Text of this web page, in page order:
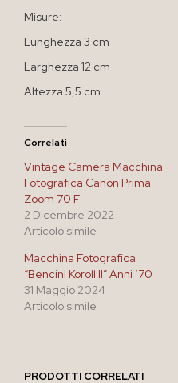
Misure:
Lunghezza 3 cm
Larghezza 12 cm
Altezza 5,5 cm
Correlati
Vintage Camera Macchina
Fotografica Canon Prima
Zoom 70 F
2 Dicembre 2022
Articolo simile
Macchina Fotografica
“Bencini Koroll II” Anni ’70
31 Maggio 2024
Articolo simile
PRODOTTI CORRELATI